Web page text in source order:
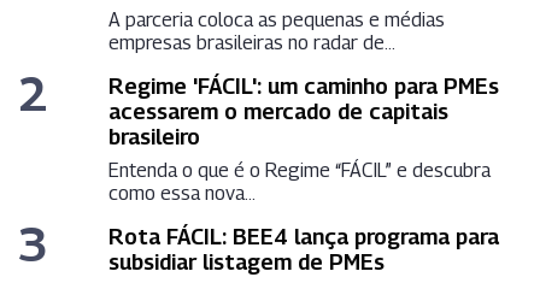
A parceria coloca as pequenas e médias
empresas brasileiras no radar de...
2
Regime 'FÁCIL': um caminho para PMEs
acessarem o mercado de capitais
brasileiro
Entenda o que é o Regime “FÁCIL” e descubra
como essa nova...
3
Rota FÁCIL: BEE4 lança programa para
subsidiar listagem de PMEs